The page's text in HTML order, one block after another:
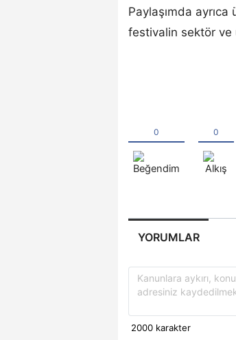
Paylaşımda
festivalin sektör ve
YORUMLAR